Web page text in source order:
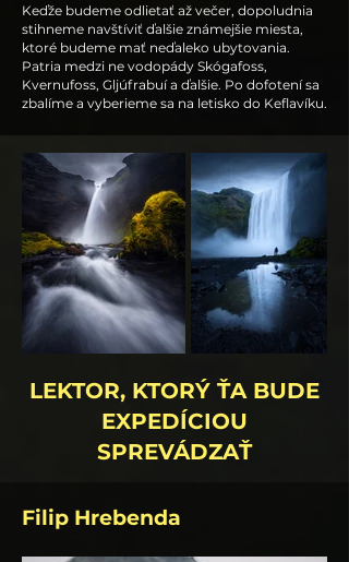
Keďže budeme odlietať až večer, dopoludnia
stihneme navštíviť ďalšie známejšie miesta,
ktoré budeme mať neďaleko ubytovania.
Patria medzi ne vodopády Skógafoss,
Kvernufoss, Gljúfrabuí a ďalšie. Po dofotení sa
zbalíme a vyberieme sa na letisko do Keflavíku.
LEKTOR, KTORÝ ŤA BUDE
EXPEDÍCIOU
SPREVÁDZAŤ
Filip Hrebenda